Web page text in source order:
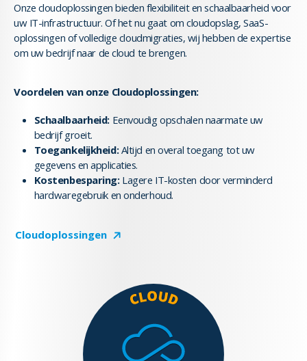
Onze cloudoplossingen bieden flexibiliteit en schaalbaarheid voor
uw IT-infrastructuur. Of het nu gaat om cloudopslag, SaaS-
oplossingen of volledige cloudmigraties, wij hebben de expertise
om uw bedrijf naar de cloud te brengen.
Voordelen van onze Cloudoplossingen:
Schaalbaarheid: Eenvoudig opschalen naarmate uw
bedrijf groeit.
Toegankelijkheid:Altijd en overal toegang tot uw
gegevens en applicaties.
Kostenbesparing:Lagere IT-kosten door verminderd
hardwaregebruik en onderhoud.
Cloudoplossingen